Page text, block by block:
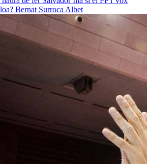
Bernat Surroca Albet